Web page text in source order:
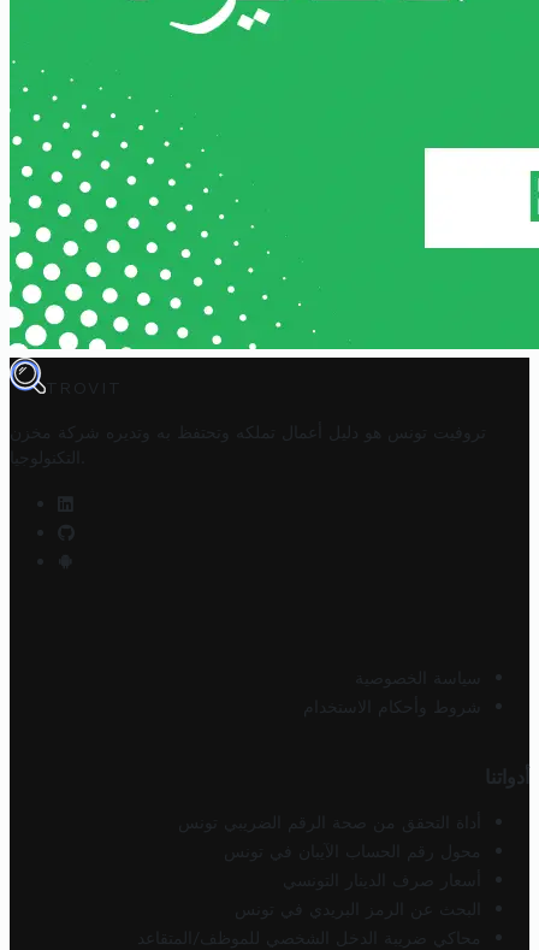
TROVIT
تروفيت تونس هو دليل أعمال تملكه وتحتفظ به وتديره
شركة مخزن
التكنولوجيا
سياسة الخصوصية
شروط وأحكام الاستخدام
أدواتنا
أداة التحقق من صحة الرقم الضريبي تونس
محول رقم الحساب الآيبان في تونس
أسعار صرف الدينار التونسي
البحث عن الرمز البريدي في تونس
محاكي ضريبة الدخل الشخصي للموظف/المتقاعد